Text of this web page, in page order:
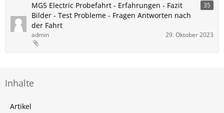
MG5 Electric Probefahrt - Erfahrungen - Fazit
Bilder - Test Probleme - Fragen Antworten nach
der Fahrt
35
admin 29. Oktober 2023
Inhalte
Artikel